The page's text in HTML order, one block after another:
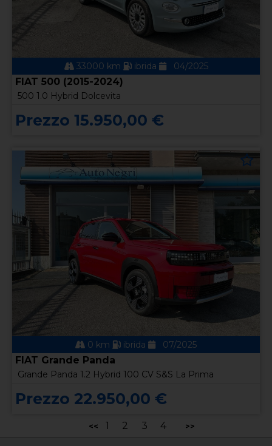
33000 km ibrida 04/2025
FIAT 500 (2015-2024)
500 1.0 Hybrid Dolcevita
Prezzo 15.950,00 €
0 km ibrida 07/2025
FIAT Grande Panda
Grande Panda 1.2 Hybrid 100 CV S&S La Prima
Prezzo 22.950,00 €
<< 1 2 3 4 >>